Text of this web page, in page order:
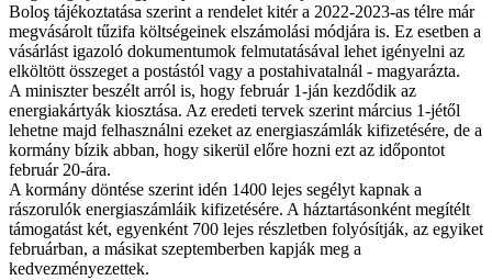
Boloş tájékoztatása szerint a rendelet kitér a 2022-2023-as télre már
megvásárolt tűzifa költségeinek elszámolási módjára is. Ez esetben a
vásárlást igazoló dokumentumok felmutatásával lehet igényelni az
elköltött összeget a postástól vagy a postahivatalnál - magyarázta.
A miniszter beszélt arról is, hogy február 1-ján kezdődik az
energiakártyák kiosztása. Az eredeti tervek szerint március 1-jétől
lehetne majd felhasználni ezeket az energiaszámlák kifizetésére, de a
kormány bízik abban, hogy sikerül előre hozni ezt az időpontot
február 20-ára.
A kormány döntése szerint idén 1400 lejes segélyt kapnak a
rászorulók energiaszámláik kifizetésére. A háztartásonként megítélt
támogatást két, egyenként 700 lejes részletben folyósítják, az egyiket
februárban, a másikat szeptemberben kapják meg a
kedvezményezettek.